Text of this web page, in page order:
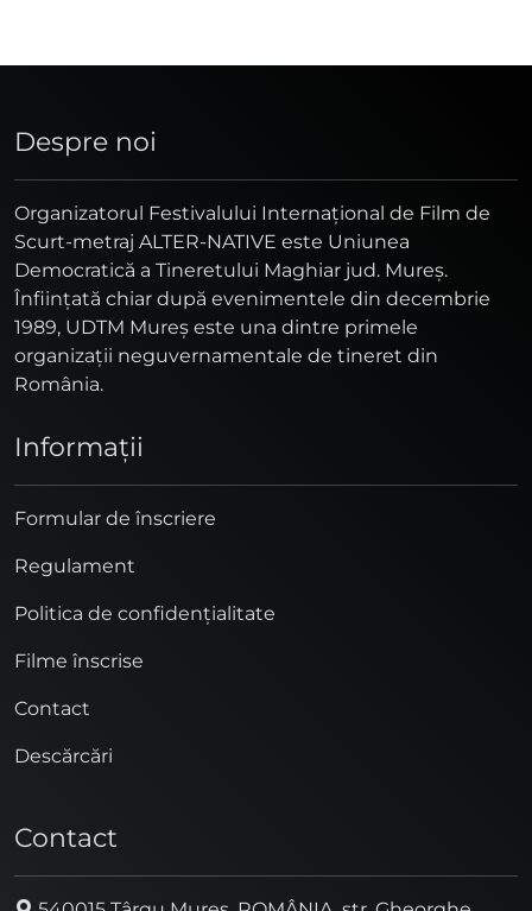
Despre noi
Organizatorul Festivalului Internaţional de Film de
Scurt-metraj ALTER-NATIVE este Uniunea
Democratică a Tineretului Maghiar jud. Mureş.
Înfiinţată chiar după evenimentele din decembrie
1989, UDTM Mureş este una dintre primele
organizaţii neguvernamentale de tineret din
România.
Informaţii
Formular de înscriere
Regulament
Politica de confidențialitate
Filme înscrise
Contact
Descărcări
Contact